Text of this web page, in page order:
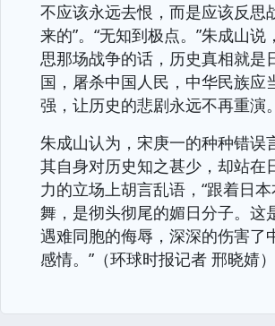
不应该永远去恨，而是应该反思
来的”。“无知到极点。”朱成山说
思那场战争的话，历史真相就是
国，屠杀中国人民，中华民族应
强，让历史的悲剧永远不再重演。
朱成山认为，宋庚一的种种错误
其自身对历史知之甚少，却站在
力的立场上胡言乱语，“跟着日
舞，是彻头彻尾的媚日分子。这
遇难同胞的侮辱，深深的伤害了
感情。”（环球时报记者 邢晓婧）